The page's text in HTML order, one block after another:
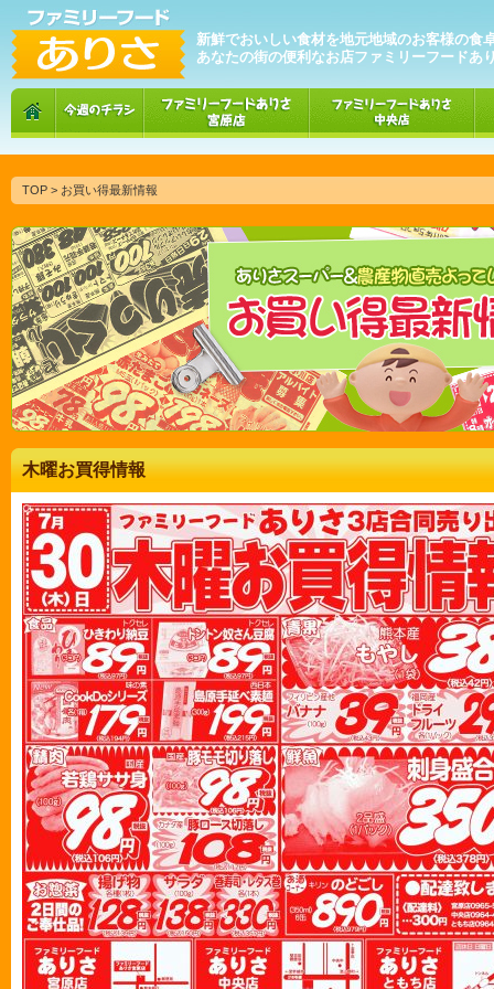
新鮮でおいしい食材を地元地域のお客様の食
あなたの街の便利なお店ファミリーフードあ
TOP > お買い得最新情報
木曜お買得情報